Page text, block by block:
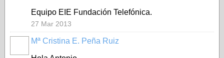
Equipo EIE Fundación Telefónica.
27 Mar 2013
Mª Cristina E. Peña Ruiz